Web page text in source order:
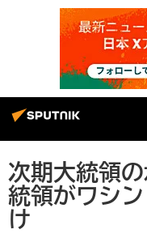
次期大統領
統領がワシ
け